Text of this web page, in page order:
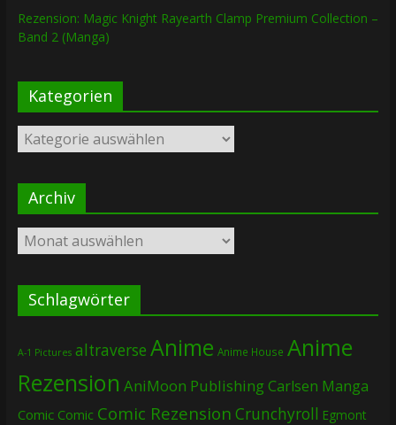
Rezension: Magic Knight Rayearth Clamp Premium Collection –
Band 2 (Manga)
Kategorien
Kategorien
Archiv
Archiv
Schlagwörter
A-1 Pictures altraverse Anime Anime House Anime
Rezension AniMoon PublishingCarlsen Manga
Comic Comic Comic Rezension Crunchyroll Egmont